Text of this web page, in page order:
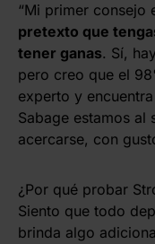
“Mi primer consejo
pretexto que
tener ganas. Sí,
pero creo que el
experto y
Sabage estamos al
acercarse, con
¿Por qué probar
Siento que todo
brinda algo